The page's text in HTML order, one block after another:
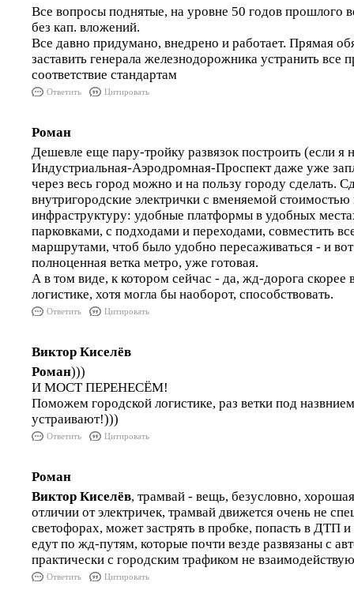
Все вопросы поднятые, на уровне 50 годов прошлого
без кап. вложений.
Все давно придумано, внедрено и работает. Прямая
заставить генерала железнодорожника устранить все
соответствие стандартам
Ответить Цитировать
Роман
Дешевле еще пару-тройку развязок построить (если я
Индустриальная-Аэродромная-Проспект даже уже
через весь город можно и на пользу городу сделать.
внутригородские электрички с вменяемой стоимостью
инфраструктуру: удобные платформы в удобных
парковками, с подходами и переходами, совместить
маршрутами, чтоб было удобно пересаживаться - и
полноценная ветка метро, уже готовая.
А в том виде, к котором сейчас - да, жд-дорога скорее
логистике, хотя могла бы наоборот, способствовать.
Ответить Цитировать
Виктор Киселёв
Роман)))
И МОСТ ПЕРЕНЕСЁМ!
Поможем городской логистике, раз ветки под
устраивают!)))
Ответить Цитировать
Роман
Виктор Киселёв, трамвай - вещь, безусловно,
отличии от электричек, трамвай движется очень не
светофорах, может застрять в пробке, попасть в ДТП
едут по жд-путям, которые почти везде развязаны с
практически с городским трафиком не
Ответить Цитировать